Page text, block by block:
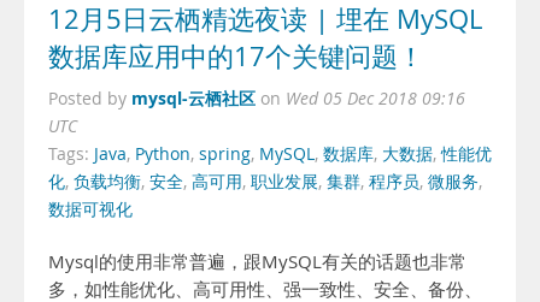
12月5日云栖精选夜读 | 埋在 MySQL
数据库应用中的17个关键问题！
Posted by mysql-云栖社区 on Wed 05 Dec 2018 09:16
UTC
Tags: Java, Python, spring, MySQL, 数据库, 大数据,性能优
化, 负载均衡, 安全, 高可用, 职业发展, 集群, 程序员, 微服务,
数据可视化
Mysql的使用非常普遍，跟MySQL有关的话题也非常
多，如性能优化、高可用性、强一致性、安全、备份、